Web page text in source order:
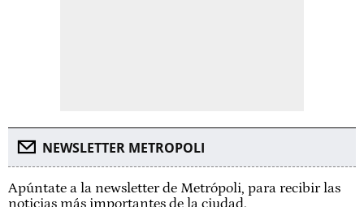
NEWSLETTER METROPOLI
Apúntate a la newsletter de Metrópoli, para recibir las
noticias más importantes de la ciudad.